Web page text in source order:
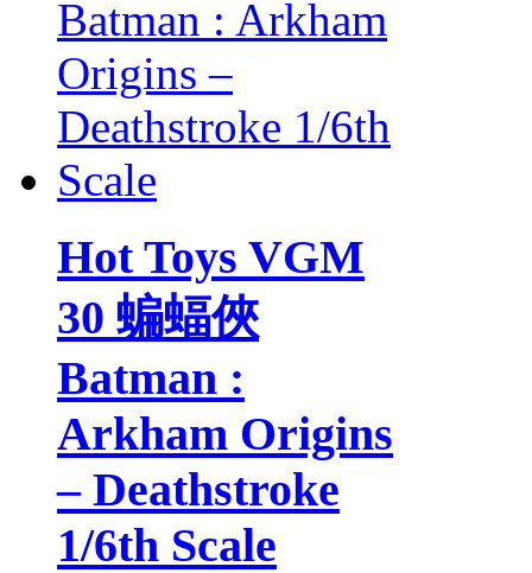
Hot Toys VGM
30 蝙蝠俠
Batman :
Arkham Origins
– Deathstroke
1/6th Scale